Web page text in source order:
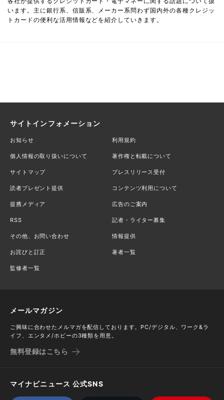
います。主に銀行系、信販系、メーカー系問わず国内外の各種クレジッ
トカードの便利な活用情報などを紹介していきます。
サイトインフォメーション
お知らせ 利用規約
個人情報の取り扱いについて 著作権と転載について
サイトマップ プレスリリース受付
読者プレゼント提供 コンテンツ利用について
提携メディア 広告のご案内
RSS 記者・ライター募集
その他、お問い合わせ 情報提供
お詫びと訂正 著者一覧
監修者一覧
メールマガジン
ご興味に合わせたメルマガを配信しております。PC/デジタル、ワーク&ラ
イフ、エンタメ/ホビーの3種類を用意。
無料登録はこちら
マイナビニュース 公式SNS